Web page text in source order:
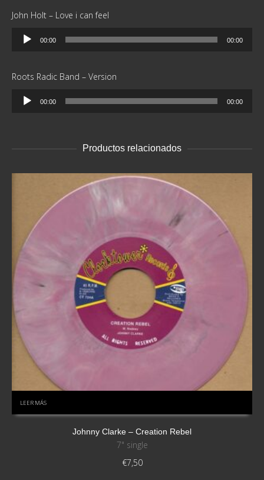
John Holt – Love i can feel
Reproductor
00:00 00:00
Roots Radic Band – Version
Reproductor
00:00 00:00
Productos relacionados
LEER MÁS
Johnny Clarke – Creation Rebel
7" single
€7,50